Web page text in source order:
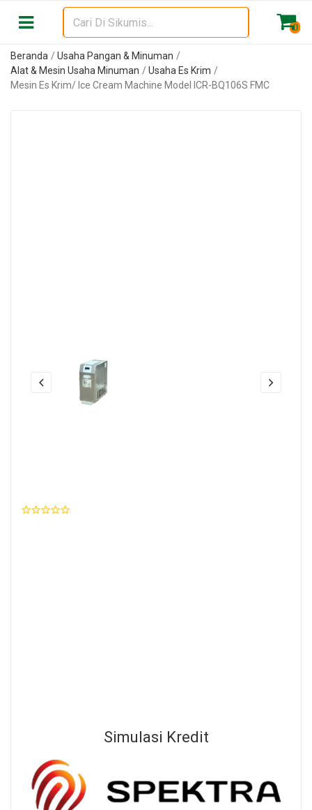
0
Beranda
Usaha Pangan & Minuman
Alat & Mesin Usaha Minuman
Usaha Es Krim
Mesin Es Krim/ Ice Cream Machine Model ICR-BQ106S FMC
Simulasi Kredit